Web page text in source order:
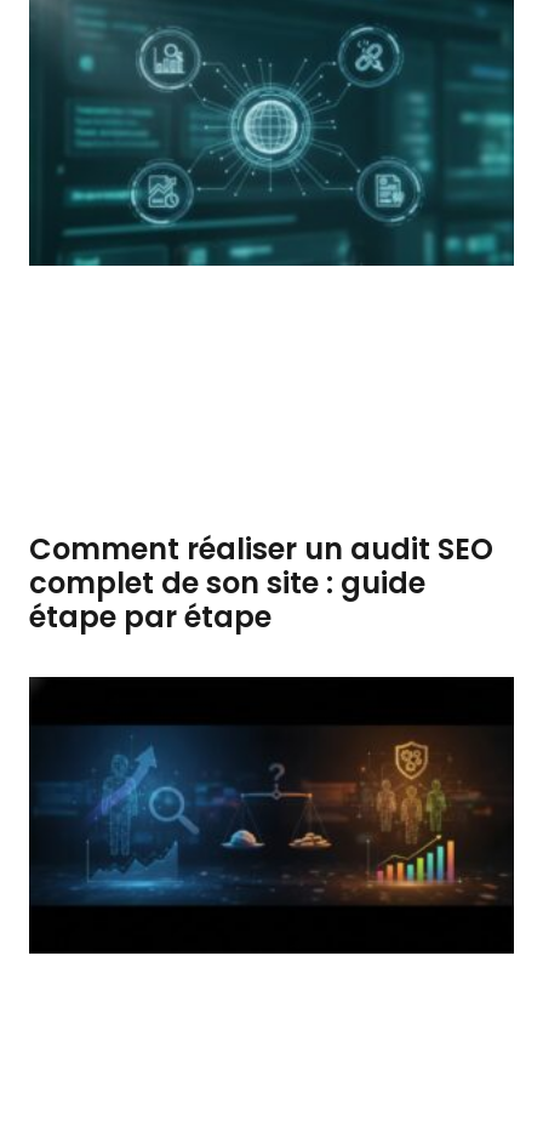
Comment réaliser un audit SEO
complet de son site : guide
étape par étape